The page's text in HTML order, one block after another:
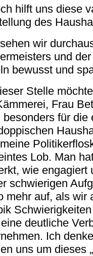
hilft uns diese
des
wir
und
bewusst und
Stelle
Frau
besonders für die
Lob. Man
wie engagiert
schwierigen
mehr auf, als wir
deutliche
Ich
uns um dieses